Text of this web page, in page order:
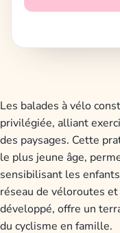
Les balades à vélo
privilégiée, alliant
des paysages. Cette
le plus jeune âge,
sensibilisant les
réseau de véloroutes
développé, offre un
du cyclisme en famille.